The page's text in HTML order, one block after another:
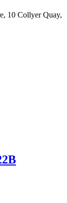
10 Collyer Quay,